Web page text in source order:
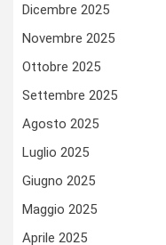
Dicembre 2025
Novembre 2025
Ottobre 2025
Settembre 2025
Agosto 2025
Luglio 2025
Giugno 2025
Maggio 2025
Aprile 2025